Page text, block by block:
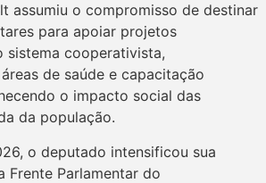
assumiu o compromisso de destinar
para apoiar projetos
sistema cooperativista,
de saúde e capacitação
o impacto social das
da população.
o deputado intensificou sua
Frente Parlamentar do